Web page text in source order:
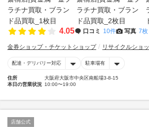
4.05 口コミ 10件 写真 7枚
金券ショップ・チケットショップ リサイクルショ
配達・デリバリー対応 駐車場有
住所
大阪府大阪市中央区南船場3-8-15
本日の営業状況 10:00〜19:00
店舗公式